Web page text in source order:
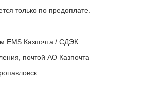
только по предоплате.
EMS Казпочта / СДЭК
почтой АО Казпочта